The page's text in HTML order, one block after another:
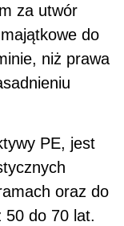
za utwór
do
niż prawa
PE, jest
oraz do
50 do 70 lat.